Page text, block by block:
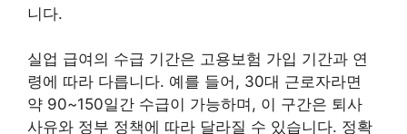
니다.
실업 급여의 수급 기간은 고용보험 가입 기간과 연
령에 따라 다릅니다. 예를 들어, 30대 근로자라면
약 90~150일간 수급이 가능하며, 이 구간은 퇴사
사유와 정부 정책에 따라 달라질 수 있습니다. 정확